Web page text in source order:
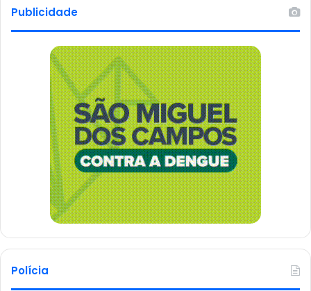
Publicidade
Polícia